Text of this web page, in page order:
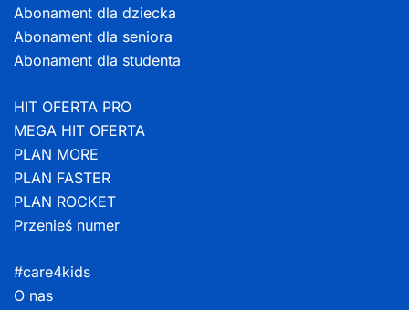
Abonament dla dziecka
Abonament dla seniora
Abonament dla studenta
HIT OFERTA PRO
MEGA HIT OFERTA
PLAN MORE
PLAN FASTER
PLAN ROCKET
Przenieś numer
#care4kids
O nas